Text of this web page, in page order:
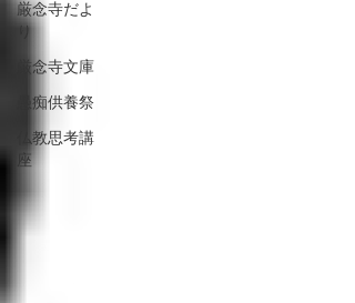
厳念寺だよ
り
厳念寺文庫
愚痴供養祭
仏教思考講
座